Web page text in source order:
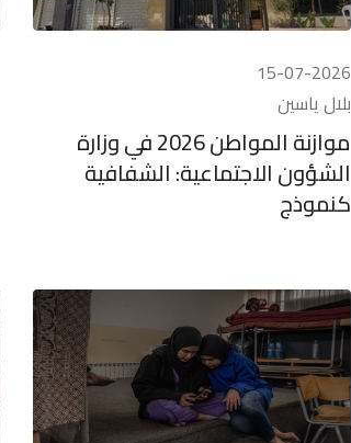
15-07-2026
بلال ياسين
موازنة المواطن 2026 في وزارة
الشؤون الاجتماعية: الشفافية
كنموذج